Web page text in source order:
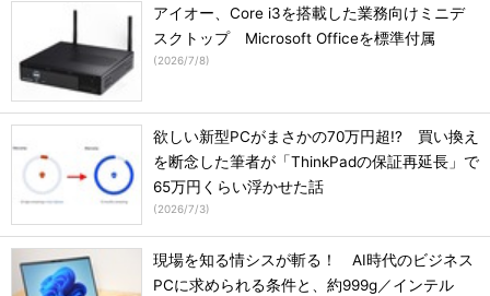
アイオー、Core i3を搭載した業務向けミニデ
スクトップ Microsoft Officeを標準付属
(2026/7/8)
欲しい新型PCがまさかの70万円超!? 買い換え
を断念した筆者が「ThinkPadの保証再延長」で
65万円くらい浮かせた話
(2026/7/3)
現場を知る情シスが斬る！ AI時代のビジネス
PCに求められる条件と、約999g／インテル